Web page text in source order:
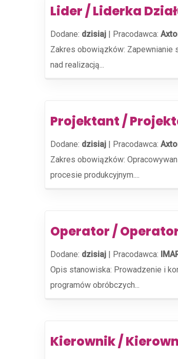
Lider / Liderka
Dodane: dzisiaj | Pracodawca:
Zakres obowiązków: Zapewnianie
nad realizacją...
Projektant /
Dodane: dzisiaj | Pracodawca:
Zakres obowiązków:
procesie produkcyjnym....
Operator /
Dodane: dzisiaj | Pracodawca:
Opis stanowiska: Prowadzenie i
programów obróbczych...
Kierownik /